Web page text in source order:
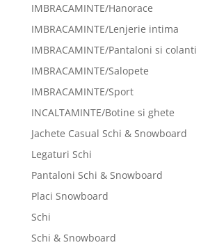
IMBRACAMINTE/Hanorace
IMBRACAMINTE/Lenjerie intima
IMBRACAMINTE/Pantaloni si colanti
IMBRACAMINTE/Salopete
IMBRACAMINTE/Sport
INCALTAMINTE/Botine si ghete
Jachete Casual Schi & Snowboard
Legaturi Schi
Pantaloni Schi & Snowboard
Placi Snowboard
Schi
Schi & Snowboard